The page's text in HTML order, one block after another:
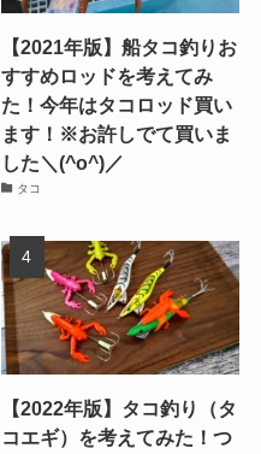
【2021年版】船タコ釣りお
すすめロッドを考えてみ
た！今年はタコロッド買い
ます！※お許しでて買いま
した＼(^o^)／
タコ
【2022年版】タコ釣り（タ
コエギ）を考えてみた！つ